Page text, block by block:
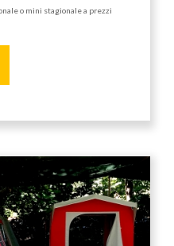
o mini stagionale a prezzi